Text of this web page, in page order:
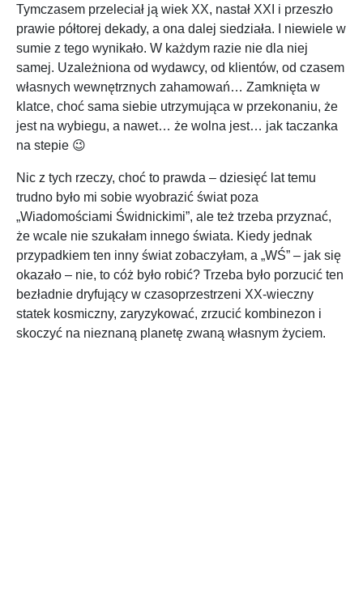
Tymczasem przeleciał ją wiek XX, nastał XXI i przeszło
prawie półtorej dekady, a ona dalej siedziała. I niewiele w
sumie z tego wynikało. W każdym razie nie dla niej
samej. Uzależniona od wydawcy, od klientów, od czasem
własnych wewnętrznych zahamowań… Zamknięta w
klatce, choć sama siebie utrzymująca w przekonaniu, że
jest na wybiegu, a nawet… że wolna jest… jak taczanka
na stepie 😉
Nic z tych rzeczy, choć to prawda – dziesięć lat temu
trudno było mi sobie wyobrazić świat poza
„Wiadomościami Świdnickimi”, ale też trzeba przyznać,
że wcale nie szukałam innego świata. Kiedy jednak
przypadkiem ten inny świat zobaczyłam, a „WŚ” – jak się
okazało – nie, to cóż było robić? Trzeba było porzucić ten
bezładnie dryfujący w czasoprzestrzeni XX-wieczny
statek kosmiczny, zaryzykować, zrzucić kombinezon i
skoczyć na nieznaną planetę zwaną własnym życiem.